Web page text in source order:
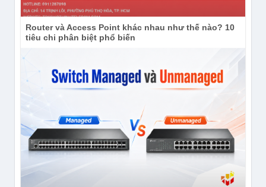
Router và Access Point khác nhau như thế nào? 10
tiêu chi phân biệt phổ biến